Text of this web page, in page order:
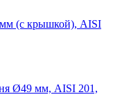
(с крышкой), AISI